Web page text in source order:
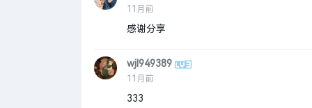
11月前
感谢分享
wjl949389
11月前
333